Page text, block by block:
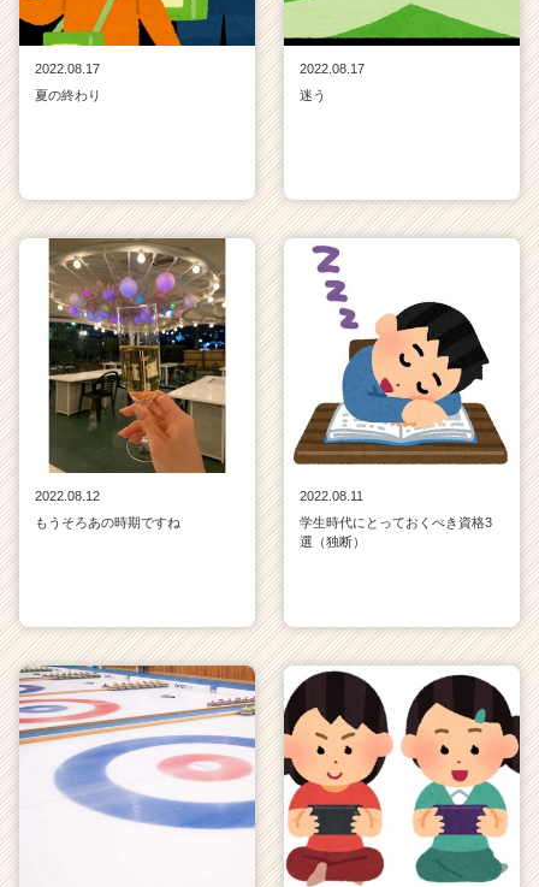
2022.08.17
夏の終わり
2022.08.17
迷う
2022.08.12
もうそろあの時期ですね
2022.08.11
学生時代にとっておくべき資格3
選（独断）